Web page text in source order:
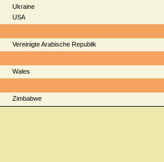
Ukraine
USA
Vereinigte Arabische Republik
Wales
Zimbabwe